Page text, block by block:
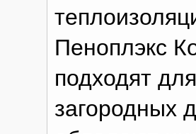
Пеноплэкс
подходят
загородных